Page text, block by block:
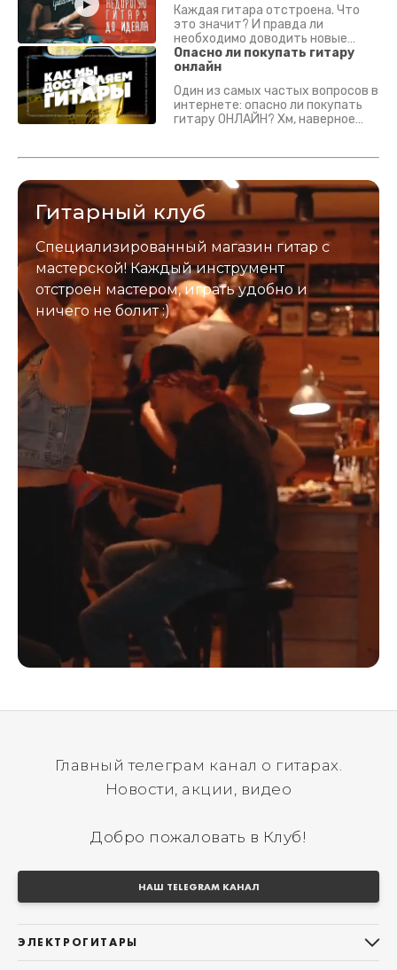
Каждая гитара отстроена. Что
это значит? И правда ли
необходимо доводить новые
гитары? Если кратко - да.
Подробно - в видео :)
Опасно ли покупать гитару
онлайн
Один из самых частых вопросов в
интернете: опасно ли покупать
гитару ОНЛАЙН? Хм, наверное
застрахован. Случись что -
Гитарный клуб
Специализированный магазин гитар с
мастерской! Каждый инструмент
отстроен мастером, играть удобно и
ничего не болит :)
Главный телеграм канал о гитарах.
Новости, акции, видео
Добро пожаловать в Клуб!
НАШ TELEGRAM КАНАЛ
ЭЛЕКТРОГИТАРЫ